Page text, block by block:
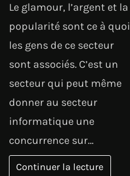
Le glamour, l’argent et la
popularité sont ce à quoi
les gens de ce secteur
sont associés. C’est un
secteur qui peut même
donner au secteur
informatique une
concurrence sur…
Continuer la lecture